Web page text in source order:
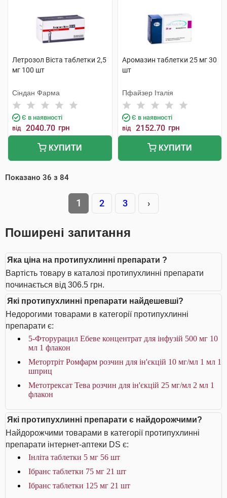
Летрозол Віста таблетки 2,5
мг 100 шт
Сіндан Фарма
Є в наявності
від 2040.70 грн
КУПИТИ
Аромазин таблетки 25 мг 30
шт
Пфайзер Італія
Є в наявності
від 2152.70 грн
КУПИТИ
Показано 36 з 84
1 2 3 ›
Поширені запитання
Яка ціна на протипухлинні препарати ?
Вартість товару в каталозі протипухлинні препарати
починається від 306.5 грн.
Які протипухлинні препарати найдешевші?
Недорогими товарами в категорії протипухлинні
препарати є:
5-Фторурацил Ебеве концентрат для інфузій 500 мг 10
мл 1 флакон
Метортріт Ромфарм розчин для ін'єкцій 10 мг/мл 1 мл 1
шприц
Метотрексат Тева розчин для ін'єкцій 25 мг/мл 2 мл 1
флакон
Які протипухлинні препарати є найдорожчими?
Найдорожчими товарами в категорії протипухлинні
препарати інтернет-аптеки DS є:
Інліта таблетки 5 мг 56 шт
Ібранс таблетки 75 мг 21 шт
Ібранс таблетки 125 мг 21 шт